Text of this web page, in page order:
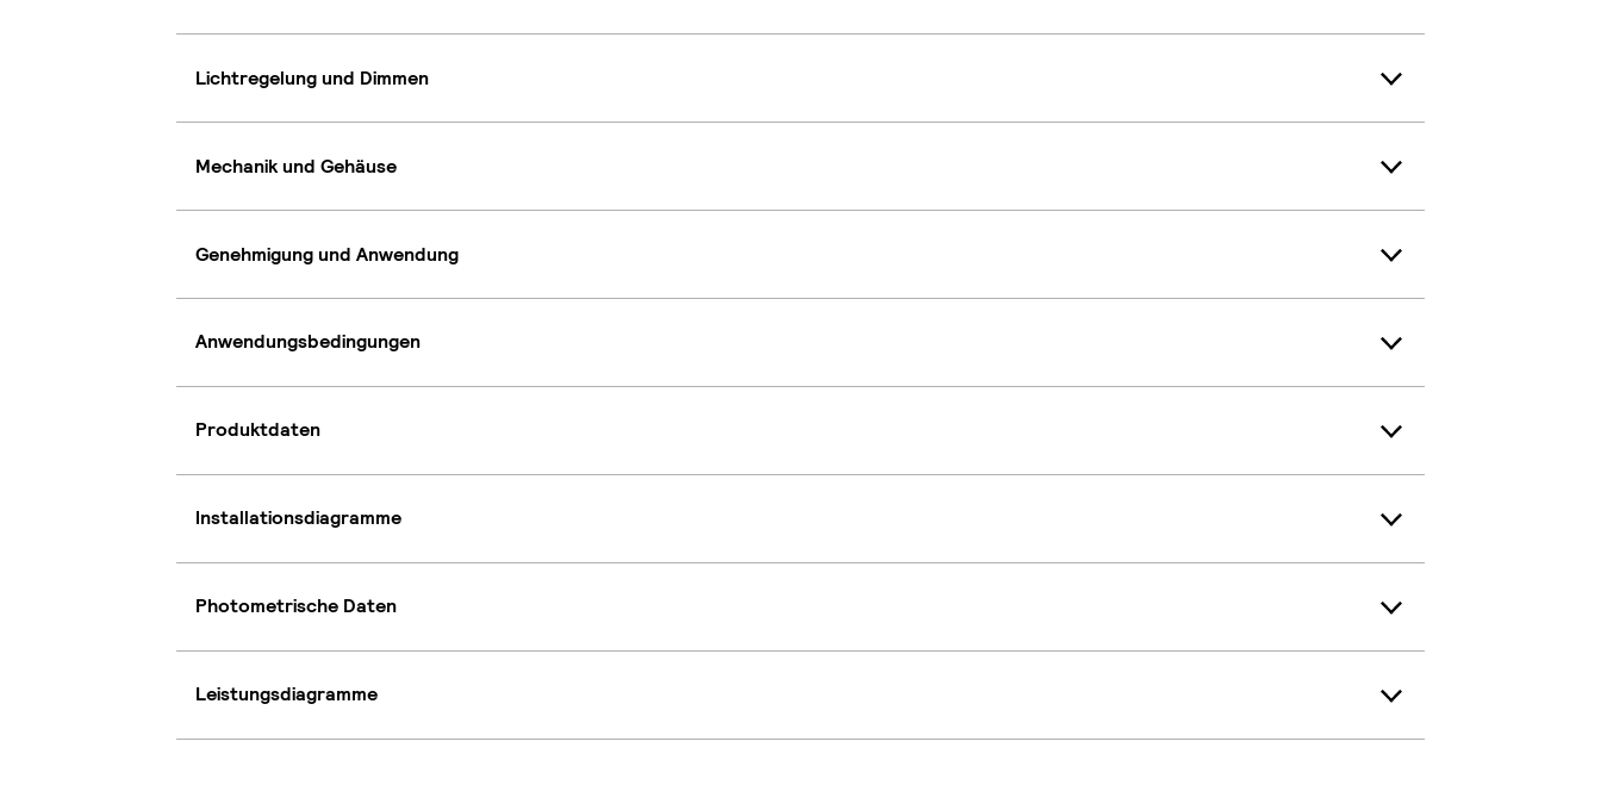
Lichtregelung und Dimmen
Mechanik und Gehäuse
Genehmigung und Anwendung
Anwendungsbedingungen
Produktdaten
Installationsdiagramme
Photometrische Daten
Leistungsdiagramme